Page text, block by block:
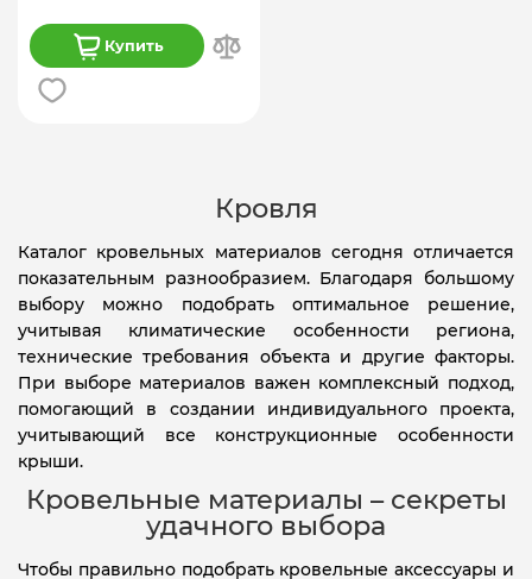
Купить
Кровля
Каталог кровельных материалов сегодня отличается
показательным разнообразием. Благодаря большому
выбору можно подобрать оптимальное решение,
учитывая климатические особенности региона,
технические требования объекта и другие факторы.
При выборе материалов важен комплексный подход,
помогающий в создании индивидуального проекта,
учитывающий все конструкционные особенности
крыши.
Кровельные материалы – секреты
удачного выбора
Чтобы правильно подобрать кровельные аксессуары и